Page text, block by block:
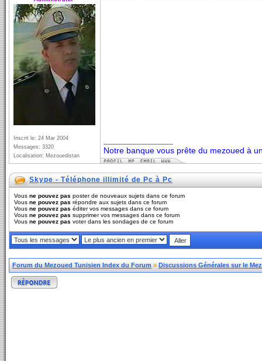
Inscrit le: 24 Mar 2004
Messages: 3320
Localisation: Mezouedistan
Notre banque vous prête du mezoued à
Skype - Téléphone illimité de Pc à Pc
Vous ne pouvez pas poster de nouveaux sujets dans ce forum
Vous ne pouvez pas répondre aux sujets dans ce forum
Vous ne pouvez pas éditer vos messages dans ce forum
Vous ne pouvez pas supprimer vos messages dans ce forum
Vous ne pouvez pas voter dans les sondages de ce forum
Forum du Mezoued Tunisien Index du Forum » Discussions Générales sur le